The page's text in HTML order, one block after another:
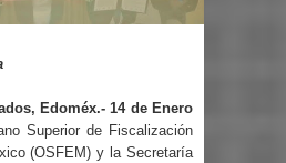
Edoméx.- 14 de Enero
Superior de Fiscalización
(OSFEM) y la Secretaría